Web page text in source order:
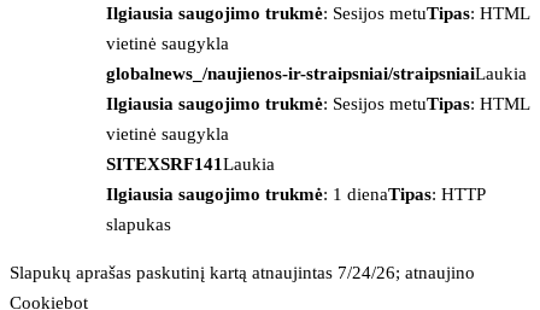
Ilgiausia saugojimo trukmė: Sesijos metuTipas: HTML
vietinė saugykla
globalnews_/naujienos-ir-straipsniai/straipsniaiLaukia
Ilgiausia saugojimo trukmė: Sesijos metuTipas: HTML
vietinė saugykla
SITEXSRF141Laukia
Ilgiausia saugojimo trukmė: 1 dienaTipas: HTTP
slapukas
Slapukų aprašas paskutinį kartą atnaujintas 7/24/26; atnaujino
Cookiebot